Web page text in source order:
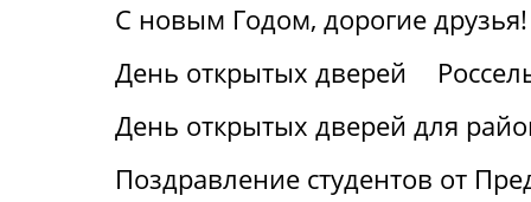
С новым Годом, дорогие друзья!
День открытых дверей
День открытых дверей для
Поздравление студентов от